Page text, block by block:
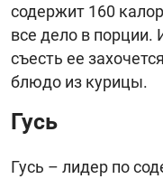
содержит 160
все дело в порции.
съесть ее
блюдо из курицы.
Гусь
Гусь – лидер по